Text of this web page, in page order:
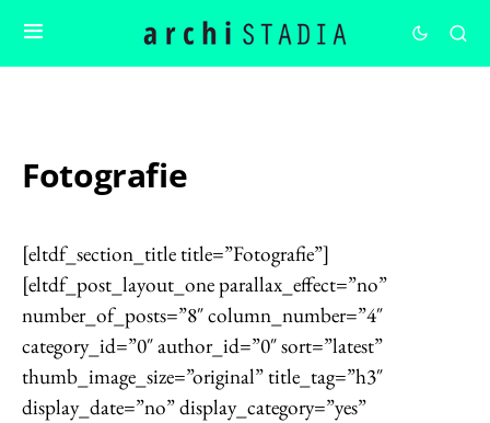
Fotografie
[eltdf_section_title title=”Fotografie”]
[eltdf_post_layout_one parallax_effect=”no”
number_of_posts=”8″ column_number=”4″
category_id=”0″ author_id=”0″ sort=”latest”
thumb_image_size=”original” title_tag=”h3″
display_date=”no” display_category=”yes”